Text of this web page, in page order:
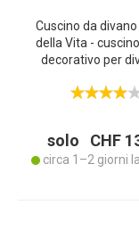
Cuscino da
della Vita -
decorativo per
cm - 40% cotone
solo CHF
circa 1–2 giorni